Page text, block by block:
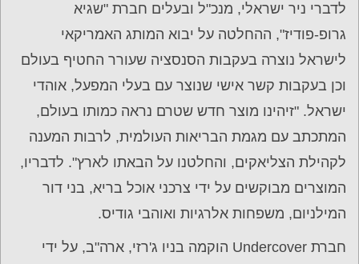
לדברי ניר ישראלי, מנכ"ל ובעלים חברת "שגיא
גרופ-פודיז", ההחלטה על יבוא המותג האמריקאי
לישראל נוצרה בעקבות הסנסציה שעורר החטיף בעולם
וכן בעקבות קשר אישי שנוצר עם בעלי המפעל, אוהדי
ישראל. "זיהינו מוצר חדש שטרם נראה כמותו בעולם,
המתכתב עם מגמת הבריאות העולמית, לרבות המענה
לקהילת הצליאקים, והחלטנו על הבאתו לארץ". לדבריו,
המוצרים מבוקשים על ידי צרכני אוכל בריא, בני דור
המילניום, משפחות אלרגיות ואוהבי גודיס.
חברת Undercover הוקמה בניו ג'רזי, ארה"ב, על ידי